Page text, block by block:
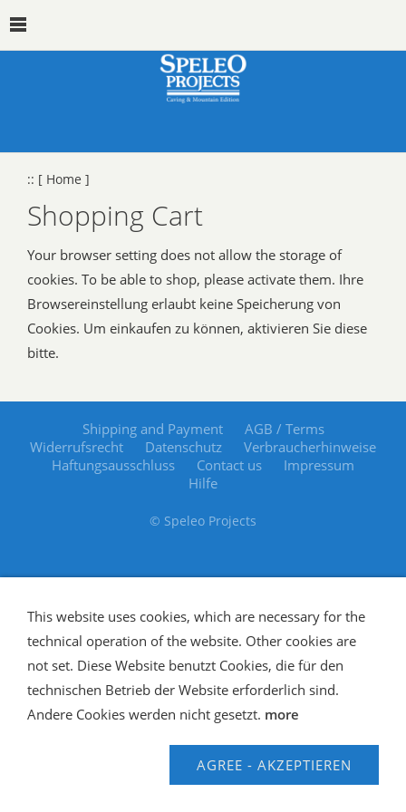
:: [ Home ]
Shopping Cart
Your browser setting does not allow the storage of
cookies. To be able to shop, please activate them. Ihre
Browsereinstellung erlaubt keine Speicherung von
Cookies. Um einkaufen zu können, aktivieren Sie diese
bitte.
Shipping and Payment
AGB / Terms
Widerrufsrecht
Datenschutz
Verbraucherhinweise
Haftungsausschluss
Contact us
Impressum
Hilfe
© Speleo Projects
This website uses cookies, which are necessary for the
technical operation of the website. Other cookies are
not set. Diese Website benutzt Cookies, die für den
technischen Betrieb der Website erforderlich sind.
Andere Cookies werden nicht gesetzt. more
AGREE - AKZEPTIEREN